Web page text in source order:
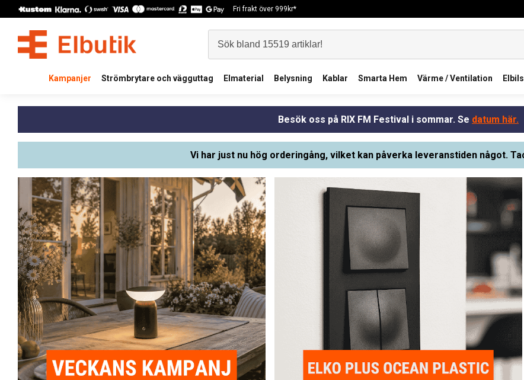
Fri frakt över 999kr*
Kampanjer Strömbrytare och vägguttag Elmaterial Belysning Kablar Smarta Hem Värme / Ventilation
Besök oss på RIX FM Festival i sommar. Se datum här.
Vi har just nu hög orderingång, vilket kan påverka leveranstiden något.